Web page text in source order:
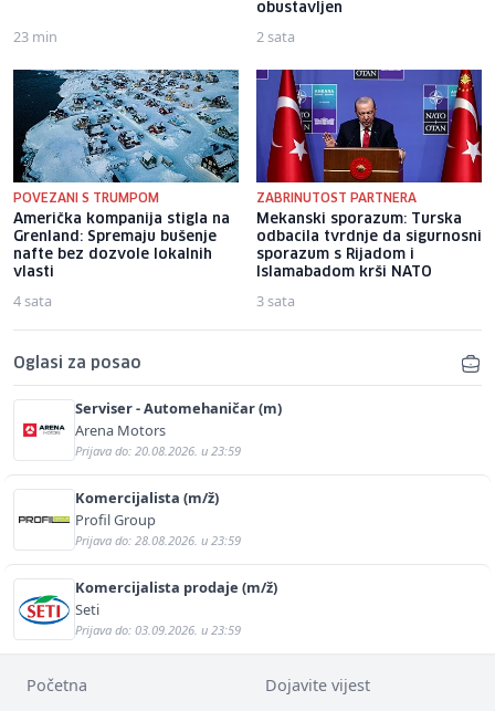
23 min
obustavljen
2 sata
POVEZANI S TRUMPOM
Američka kompanija stigla na
Grenland: Spremaju bušenje
nafte bez dozvole lokalnih
vlasti
4 sata
ZABRINUTOST PARTNERA
Mekanski sporazum: Turska
odbacila tvrdnje da sigurnosni
sporazum s Rijadom i
Islamabadom krši NATO
3 sata
Oglasi za posao
Serviser - Automehaničar (m)
Arena Motors
Prijava do: 20.08.2026. u 23:59
Komercijalista (m/ž)
Profil Group
Prijava do: 28.08.2026. u 23:59
Komercijalista prodaje (m/ž)
Seti
Prijava do: 03.09.2026. u 23:59
Početna Dojavite vijest